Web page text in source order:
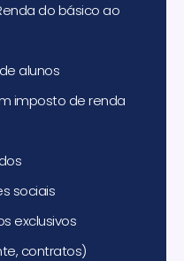
do básico ao
alunos
imposto de renda
sociais
exclusivos
contratos)